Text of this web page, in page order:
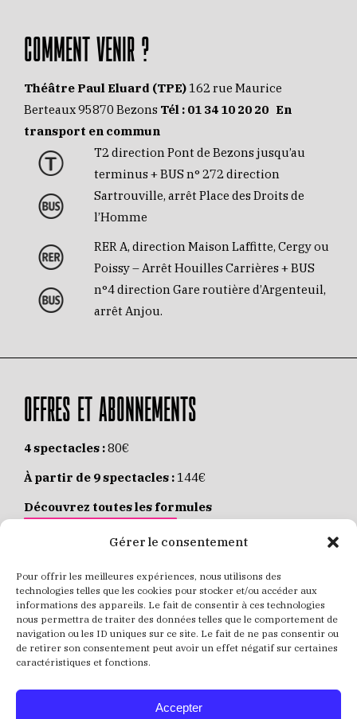
Gérer le consentement
Pour offrir les meilleures expériences, nous utilisons des
technologies telles que les cookies pour stocker et/ou accéder aux
informations des appareils. Le fait de consentir à ces technologies
nous permettra de traiter des données telles que le comportement de
navigation ou les ID uniques sur ce site. Le fait de ne pas consentir ou
de retirer son consentement peut avoir un effet négatif sur certaines
caractéristiques et fonctions.
Accepter
COMMENT VENIR ?
Théâtre Paul Eluard (TPE) 162 rue Maurice
Berteaux 95870 Bezons Tél : 01 34 10 20 20 En
transport en commun
T2 direction Pont de Bezons jusqu’au
terminus + BUS n° 272 direction
Sartrouville, arrêt Place des Droits de
l’Homme
RER A, direction Maison Laffitte, Cergy ou
Poissy – Arrêt Houilles Carrières + BUS
n°4 direction Gare routière d’Argenteuil,
arrêt Anjou.
OFFRES ET ABONNEMENTS
4 spectacles :80€
À partir de 9 spectacles : 144€
Découvrez toutes les formules
JE M’ABONNE EN LIGNE
Places individuelles :de 8 à 35€
Achetez vos places
JE RÉSERVE MES PLACES